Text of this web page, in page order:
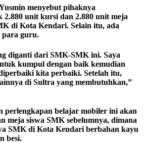
menyebut pihaknya
2.880 unit kursi dan 2.880 unit meja
di Kota Kendari. Selain itu, ada
para guru.
diganti dari SMK-SMK ini. Saya
kumpul dengan baik kemudian
kita perbaiki. Setelah itu,
di Sultra yang membutuhkan,”
perlengkapan belajar mobiler ini akan
meja siswa SMK sebelumnya, dimana
SMK di Kota Kendari berbahan kayu
besi.